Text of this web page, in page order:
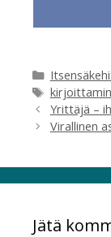
Kategoriat
Avainsanat
Yrittäjä –
Virallinen
Jätä